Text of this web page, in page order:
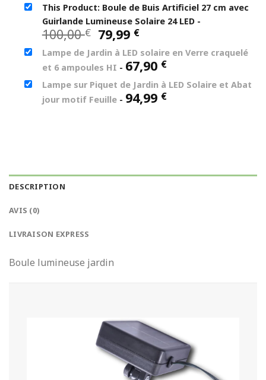
242,88 €.206,45 €.
This Product: Boule de Buis Artificiel 27 cm avec
Guirlande Lumineuse Solaire 24 LED -
100,00€ Le
prix
initial
était :
100,00 €.
79,99 €Le
prix
actuel
est :
79,99 €.
Lampe de Jardin à LED solaire en Verre craquelé
et 6 ampoules HI - 67,90 €
Lampe sur Piquet de Jardin à LED Solaire et Abat
jour motif Feuille - 94,99 €
DESCRIPTION
AVIS (0)
LIVRAISON EXPRESS
Boule lumineuse jardin